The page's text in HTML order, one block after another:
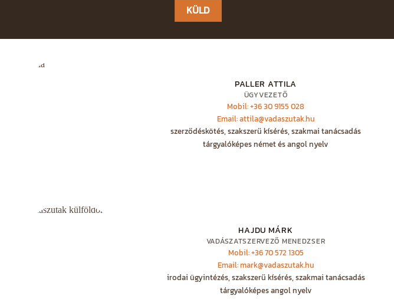
PALLER ATTILA
ÜGYVEZETŐ
Mobil: +36 30 9155 028
Email: attila@vadaszutak.hu
szerződéskötés, szakszerű kísérés, szakmai tanácsadás
tárgyalóképes német és angol nyelv
HAJDU MÁRK
VADÁSZATSZERVEZŐ MENEDZSER
Mobil: +36 70 572 1305
Email: mark@vadaszutak.hu
irodai ügyintézés, szakszerű kísérés, szakmai tanácsadás
tárgyalóképes angol nyelv